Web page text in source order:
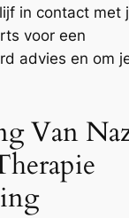
in contact met
voor een
advies en om
Van